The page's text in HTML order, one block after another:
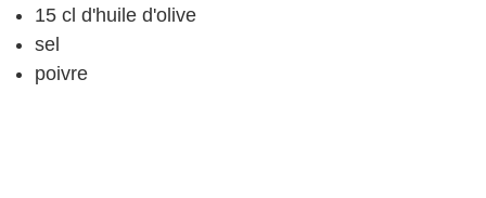
15 cl d'huile d'olive
sel
poivre